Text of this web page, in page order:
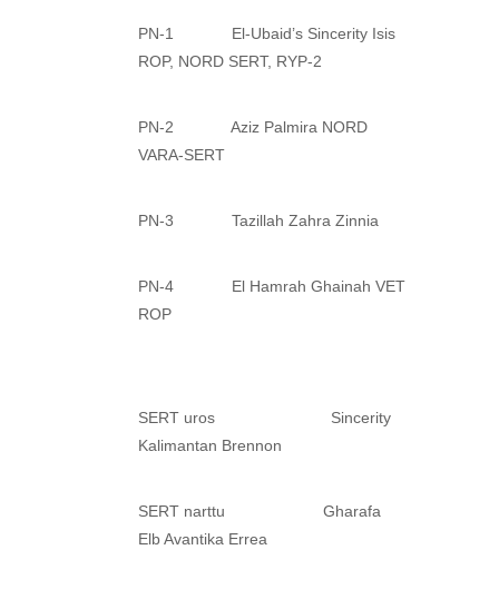
PN-1 El-Ubaid’s Sincerity Isis
ROP, NORD SERT, RYP-2
PN-2 Aziz Palmira NORD
VARA-SERT
PN-3 Tazillah Zahra Zinnia
PN-4 El Hamrah Ghainah VET
ROP
SERT uros Sincerity
Kalimantan Brennon
SERT narttu Gharafa
Elb Avantika Errea